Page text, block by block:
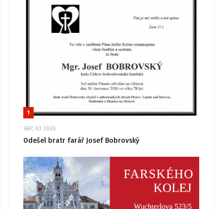
1
SRP, 03 2026
Odešel bratr farář Josef Bobrovský